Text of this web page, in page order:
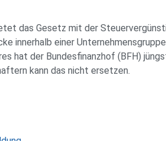
das Gesetz mit der
innerhalb einer
hat der Bundesfinanzhof (BFH)
kann das nicht ersetzen.